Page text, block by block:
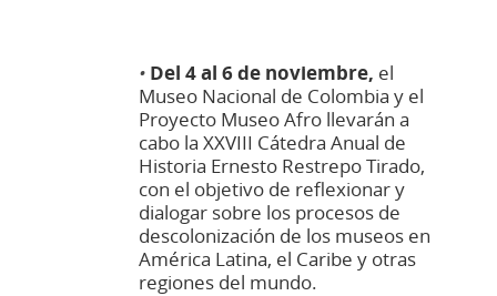
• Del 4 al 6 de noviembre, el
Museo Nacional de Colombia y el
Proyecto Museo Afro llevarán a
cabo la XXVIII Cátedra Anual de
Historia Ernesto Restrepo Tirado,
con el objetivo de reflexionar y
dialogar sobre los procesos de
descolonización de los museos en
América Latina, el Caribe y otras
regiones del mundo.